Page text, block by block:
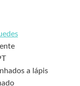
a lápis